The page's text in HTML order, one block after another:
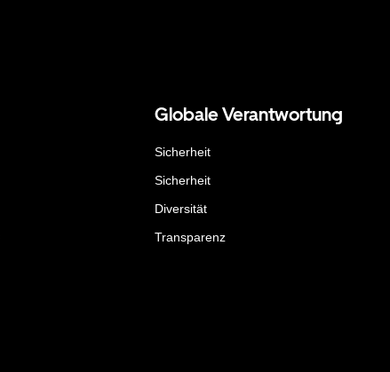
Globale Verantwortung
Sicherheit
Sicherheit
Diversität
Transparenz